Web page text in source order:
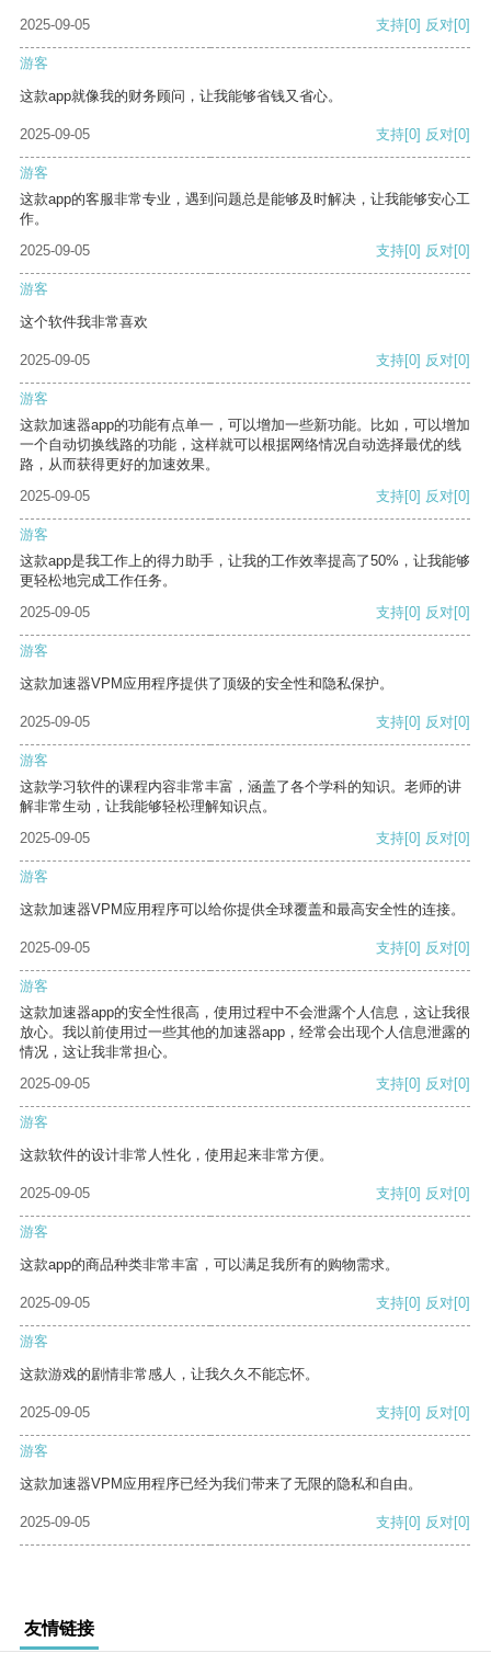
2025-09-05 支持[0] 反对[0]
游客
这款app就像我的财务顾问，让我能够省钱又省心。
2025-09-05 支持[0] 反对[0]
游客
这款app的客服非常专业，遇到问题总是能够及时解决，让我能够安心工
作。
2025-09-05
支持[0] 反对[0]
游客
这个软件我非常喜欢
2025-09-05 支持[0] 反对[0]
游客
这款加速器app的功能有点单一，可以增加一些新功能。比如，可以增加
一个自动切换线路的功能，这样就可以根据网络情况自动选择最优的线
路，从而获得更好的加速效果。
2025-09-05
支持[0] 反对[0]
游客
这款app是我工作上的得力助手，让我的工作效率提高了50%，让我能够
更轻松地完成工作任务。
2025-09-05
支持[0] 反对[0]
游客
这款加速器VPM应用程序提供了顶级的安全性和隐私保护。
2025-09-05 支持[0] 反对[0]
游客
这款学习软件的课程内容非常丰富，涵盖了各个学科的知识。老师的讲
解非常生动，让我能够轻松理解知识点。
2025-09-05
支持[0] 反对[0]
游客
这款加速器VPM应用程序可以给你提供全球覆盖和最高安全性的连接。
2025-09-05 支持[0] 反对[0]
游客
这款加速器app的安全性很高，使用过程中不会泄露个人信息，这让我很
放心。我以前使用过一些其他的加速器app，经常会出现个人信息泄露的
情况，这让我非常担心。
2025-09-05
支持[0] 反对[0]
游客
这款软件的设计非常人性化，使用起来非常方便。
2025-09-05 支持[0] 反对[0]
游客
这款app的商品种类非常丰富，可以满足我所有的购物需求。
2025-09-05 支持[0] 反对[0]
游客
这款游戏的剧情非常感人，让我久久不能忘怀。
2025-09-05 支持[0] 反对[0]
游客
这款加速器VPM应用程序已经为我们带来了无限的隐私和自由。
2025-09-05 支持[0] 反对[0]
友情链接